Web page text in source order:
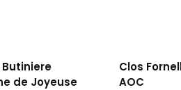
de Joyeuse
Clos
AOC